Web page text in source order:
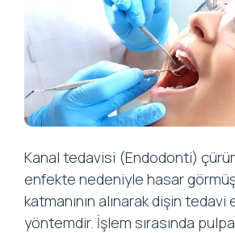
Kanal tedavisi (Endodonti)
enfekte nedeniyle hasar
katmanının alınarak dişin tedavi
yöntemdir. İşlem sırasında